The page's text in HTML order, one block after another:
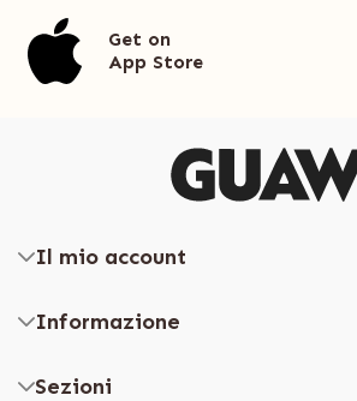
Get on
App Store
Il mio account
Informazione
Sezioni